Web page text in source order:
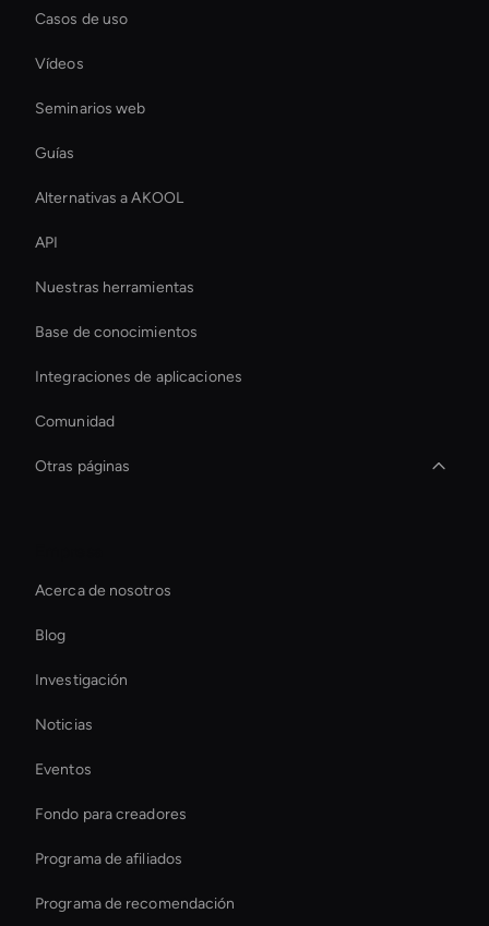
Casos de uso
Vídeos
Seminarios web
Guías
Alternativas a AKOOL
API
Nuestras herramientas
Base de conocimientos
Integraciones de aplicaciones
Comunidad
Otras páginas
Interactive Digital Assistant
Live Ai Presenter
Virtual Events Ai Avatar
Smart Ai Avatar
Meeting Avatar
Virtual Spokesperson For Branding
Acerca de nosotros
Blog
Investigación
Noticias
Eventos
Fondo para creadores
Programa de afiliados
Programa de recomendación